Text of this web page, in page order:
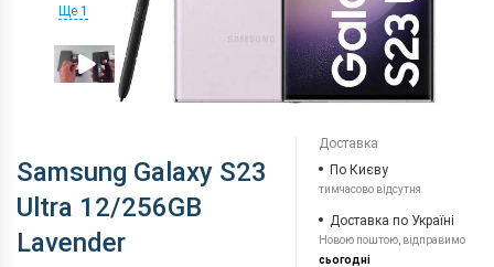
Ще 1
Samsung Galaxy S23
Ultra 12/256GB
Lavender
Доставка
По Києву
тимчасово відсутня
Доставка по Україні
Новою поштою, відправимо
сьогодні